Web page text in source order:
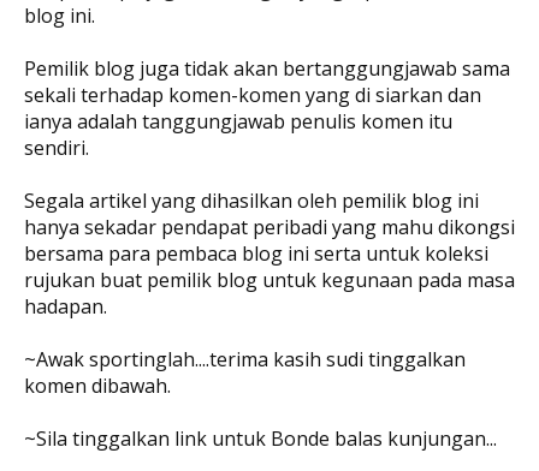
blog ini.
Pemilik blog juga tidak akan bertanggungjawab sama
sekali terhadap komen-komen yang di siarkan dan
ianya adalah tanggungjawab penulis komen itu
sendiri.
Segala artikel yang dihasilkan oleh pemilik blog ini
hanya sekadar pendapat peribadi yang mahu dikongsi
bersama para pembaca blog ini serta untuk koleksi
rujukan buat pemilik blog untuk kegunaan pada masa
hadapan.
~Awak sportinglah....terima kasih sudi tinggalkan
komen dibawah.
~Sila tinggalkan link untuk Bonde balas kunjungan...